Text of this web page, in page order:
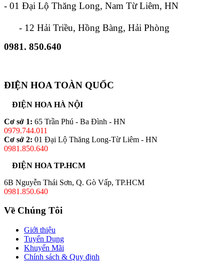
- 01 Đại Lộ Thăng Long, Nam Từ Liêm, HN
- 12 Hải Triều, Hồng Bàng, Hải Phòng
0981. 850.640
ĐIỆN HOA TOÀN QUỐC
ĐIỆN HOA HÀ NỘI
Cơ sở 1: 65 Trần Phú - Ba Đình - HN
0979.744.011
Cơ sở 2: 01 Đại Lộ Thăng Long-Từ Liêm - HN
0981.850.640
ĐIỆN HOA TP.HCM
6B Nguyễn Thái Sơn, Q. Gò Vấp, TP.HCM
0981.850.640
Về Chúng Tôi
Giới thiệu
Tuyển Dụng
Khuyến Mãi
Chính sách & Quy định